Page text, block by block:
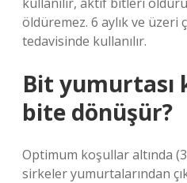
öldüremez. 6 aylık ve üzeri
tedavisinde kullanılır.
Bit yumurtası
bite dönüşür?
Optimum koşullar altında
sirkeler yumurtalarından